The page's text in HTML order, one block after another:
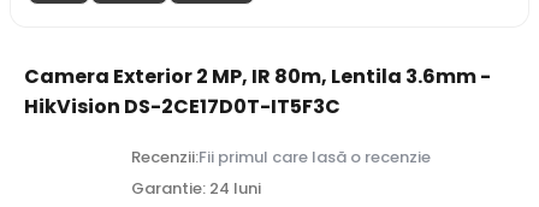
Camera Exterior 2 MP, IR 80m, Lentila 3.6mm -
HikVision DS-2CE17D0T-IT5F3C
Recenzii:Fii primul care lasă o recenzie
Garantie: 24 luni